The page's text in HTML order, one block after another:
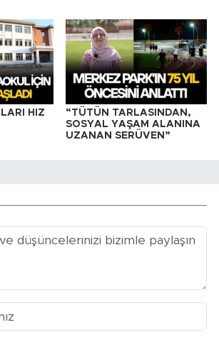
HIZ
“TÜTÜN TARLASINDAN,
SOSYAL YAŞAM ALANINA
UZANAN SERÜVEN”